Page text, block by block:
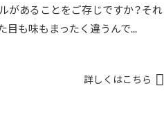
があることをご存じですか？それ
目も味もまったく違うんで...
詳しくはこちら